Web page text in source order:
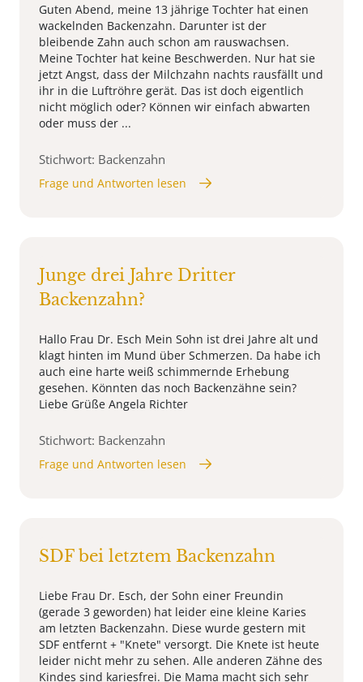
Guten Abend, meine 13 jährige Tochter hat einen
wackelnden Backenzahn. Darunter ist der
bleibende Zahn auch schon am rauswachsen.
Meine Tochter hat keine Beschwerden. Nur hat sie
jetzt Angst, dass der Milchzahn nachts rausfällt und
ihr in die Luftröhre gerät. Das ist doch eigentlich
nicht möglich oder? Können wir einfach abwarten
oder muss der ...
Stichwort: Backenzahn
Frage und Antworten lesen
Junge drei Jahre Dritter
Backenzahn?
Hallo Frau Dr. Esch Mein Sohn ist drei Jahre alt und
klagt hinten im Mund über Schmerzen. Da habe ich
auch eine harte weiß schimmernde Erhebung
gesehen. Könnten das noch Backenzähne sein?
Liebe Grüße Angela Richter
Stichwort: Backenzahn
Frage und Antworten lesen
SDF bei letztem Backenzahn
Liebe Frau Dr. Esch, der Sohn einer Freundin
(gerade 3 geworden) hat leider eine kleine Karies
am letzten Backenzahn. Diese wurde gestern mit
SDF entfernt + "Knete" versorgt. Die Knete ist heute
leider nicht mehr zu sehen. Alle anderen Zähne des
Kindes sind kariesfrei. Die Mama macht sich sehr